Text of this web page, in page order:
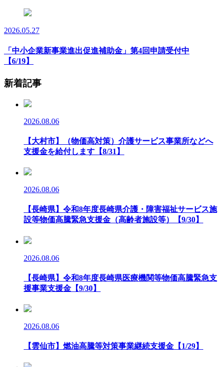
2026.05.27
「中小企業新事業進出促進補助金」第4回申請受付中
【6/19】
新着記事
2026.08.06
【大村市】（物価高対策）介護サービス事業所などへ
支援金を給付します【8/31】
2026.08.06
【長崎県】令和8年度長崎県介護・障害福祉サービス施
設等物価高騰緊急支援金（高齢者施設等）【9/30】
2026.08.06
【長崎県】令和8年度長崎県医療機関等物価高騰緊急支
援事業支援金【9/30】
2026.08.06
【雲仙市】燃油高騰等対策事業継続支援金【1/29】